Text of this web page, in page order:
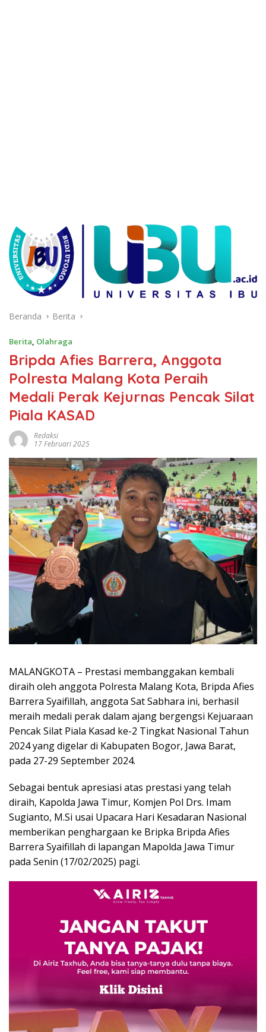
Beranda Berita
Berita, Olahraga
Bripda Afies Barrera, Anggota
Polresta Malang Kota Peraih
Medali Perak Kejurnas Pencak Silat
Piala KASAD
Redaksi
17 Februari 2025
MALANGKOTA – Prestasi membanggakan kembali
diraih oleh anggota Polresta Malang Kota, Bripda Afies
Barrera Syaifillah, anggota Sat Sabhara ini, berhasil
meraih medali perak dalam ajang bergengsi Kejuaraan
Pencak Silat Piala Kasad ke-2 Tingkat Nasional Tahun
2024 yang digelar di Kabupaten Bogor, Jawa Barat,
pada 27-29 September 2024.
Sebagai bentuk apresiasi atas prestasi yang telah
diraih, Kapolda Jawa Timur, Komjen Pol Drs. Imam
Sugianto, M.Si usai Upacara Hari Kesadaran Nasional
memberikan penghargaan ke Bripka Bripda Afies
Barrera Syaifillah di lapangan Mapolda Jawa Timur
pada Senin (17/02/2025) pagi.